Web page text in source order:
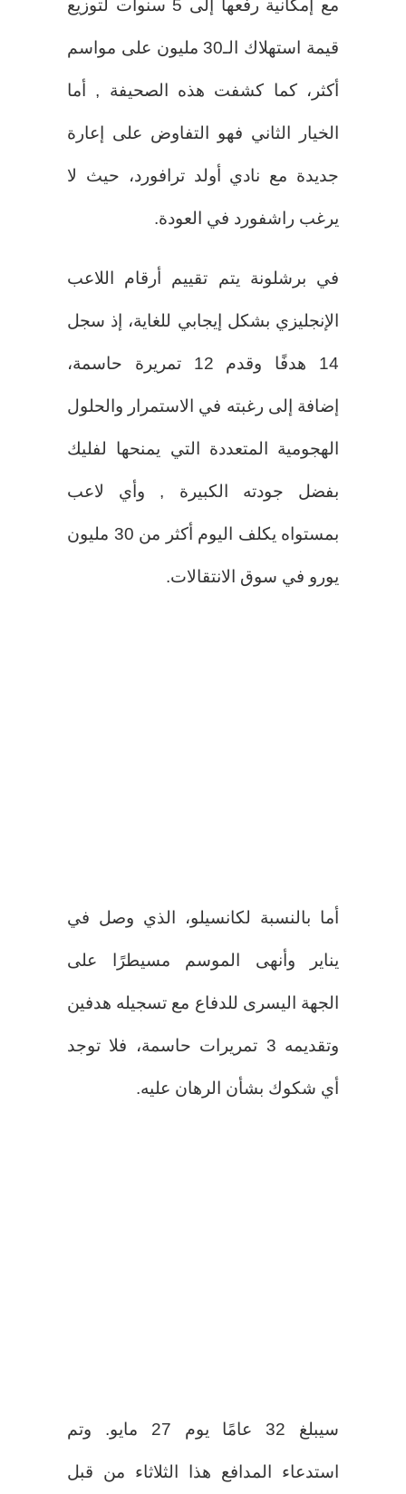
مع إمكانية رفعها إلى 5 سنوات لتوزيع
قيمة استهلاك الـ30 مليون على مواسم
أكثر، كما كشفت هذه الصحيفة , أما
الخيار الثاني فهو التفاوض على إعارة
جديدة مع نادي أولد ترافورد، حيث لا
يرغب راشفورد في العودة.
في برشلونة يتم تقييم أرقام اللاعب
الإنجليزي بشكل إيجابي للغاية، إذ سجل
14 هدفًا وقدم 12 تمريرة حاسمة،
إضافة إلى رغبته في الاستمرار والحلول
الهجومية المتعددة التي يمنحها لفليك
بفضل جودته الكبيرة , وأي لاعب
بمستواه يكلف اليوم أكثر من 30 مليون
يورو في سوق الانتقالات.
أما بالنسبة لكانسيلو، الذي وصل في
يناير وأنهى الموسم مسيطرًا على
الجهة اليسرى للدفاع مع تسجيله هدفين
وتقديمه 3 تمريرات حاسمة، فلا توجد
أي شكوك بشأن الرهان عليه.
سيبلغ 32 عامًا يوم 27 مايو. وتم
استدعاء المدافع هذا الثلاثاء من قبل